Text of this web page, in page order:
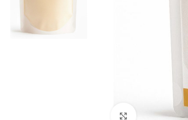
Clic para ampliar